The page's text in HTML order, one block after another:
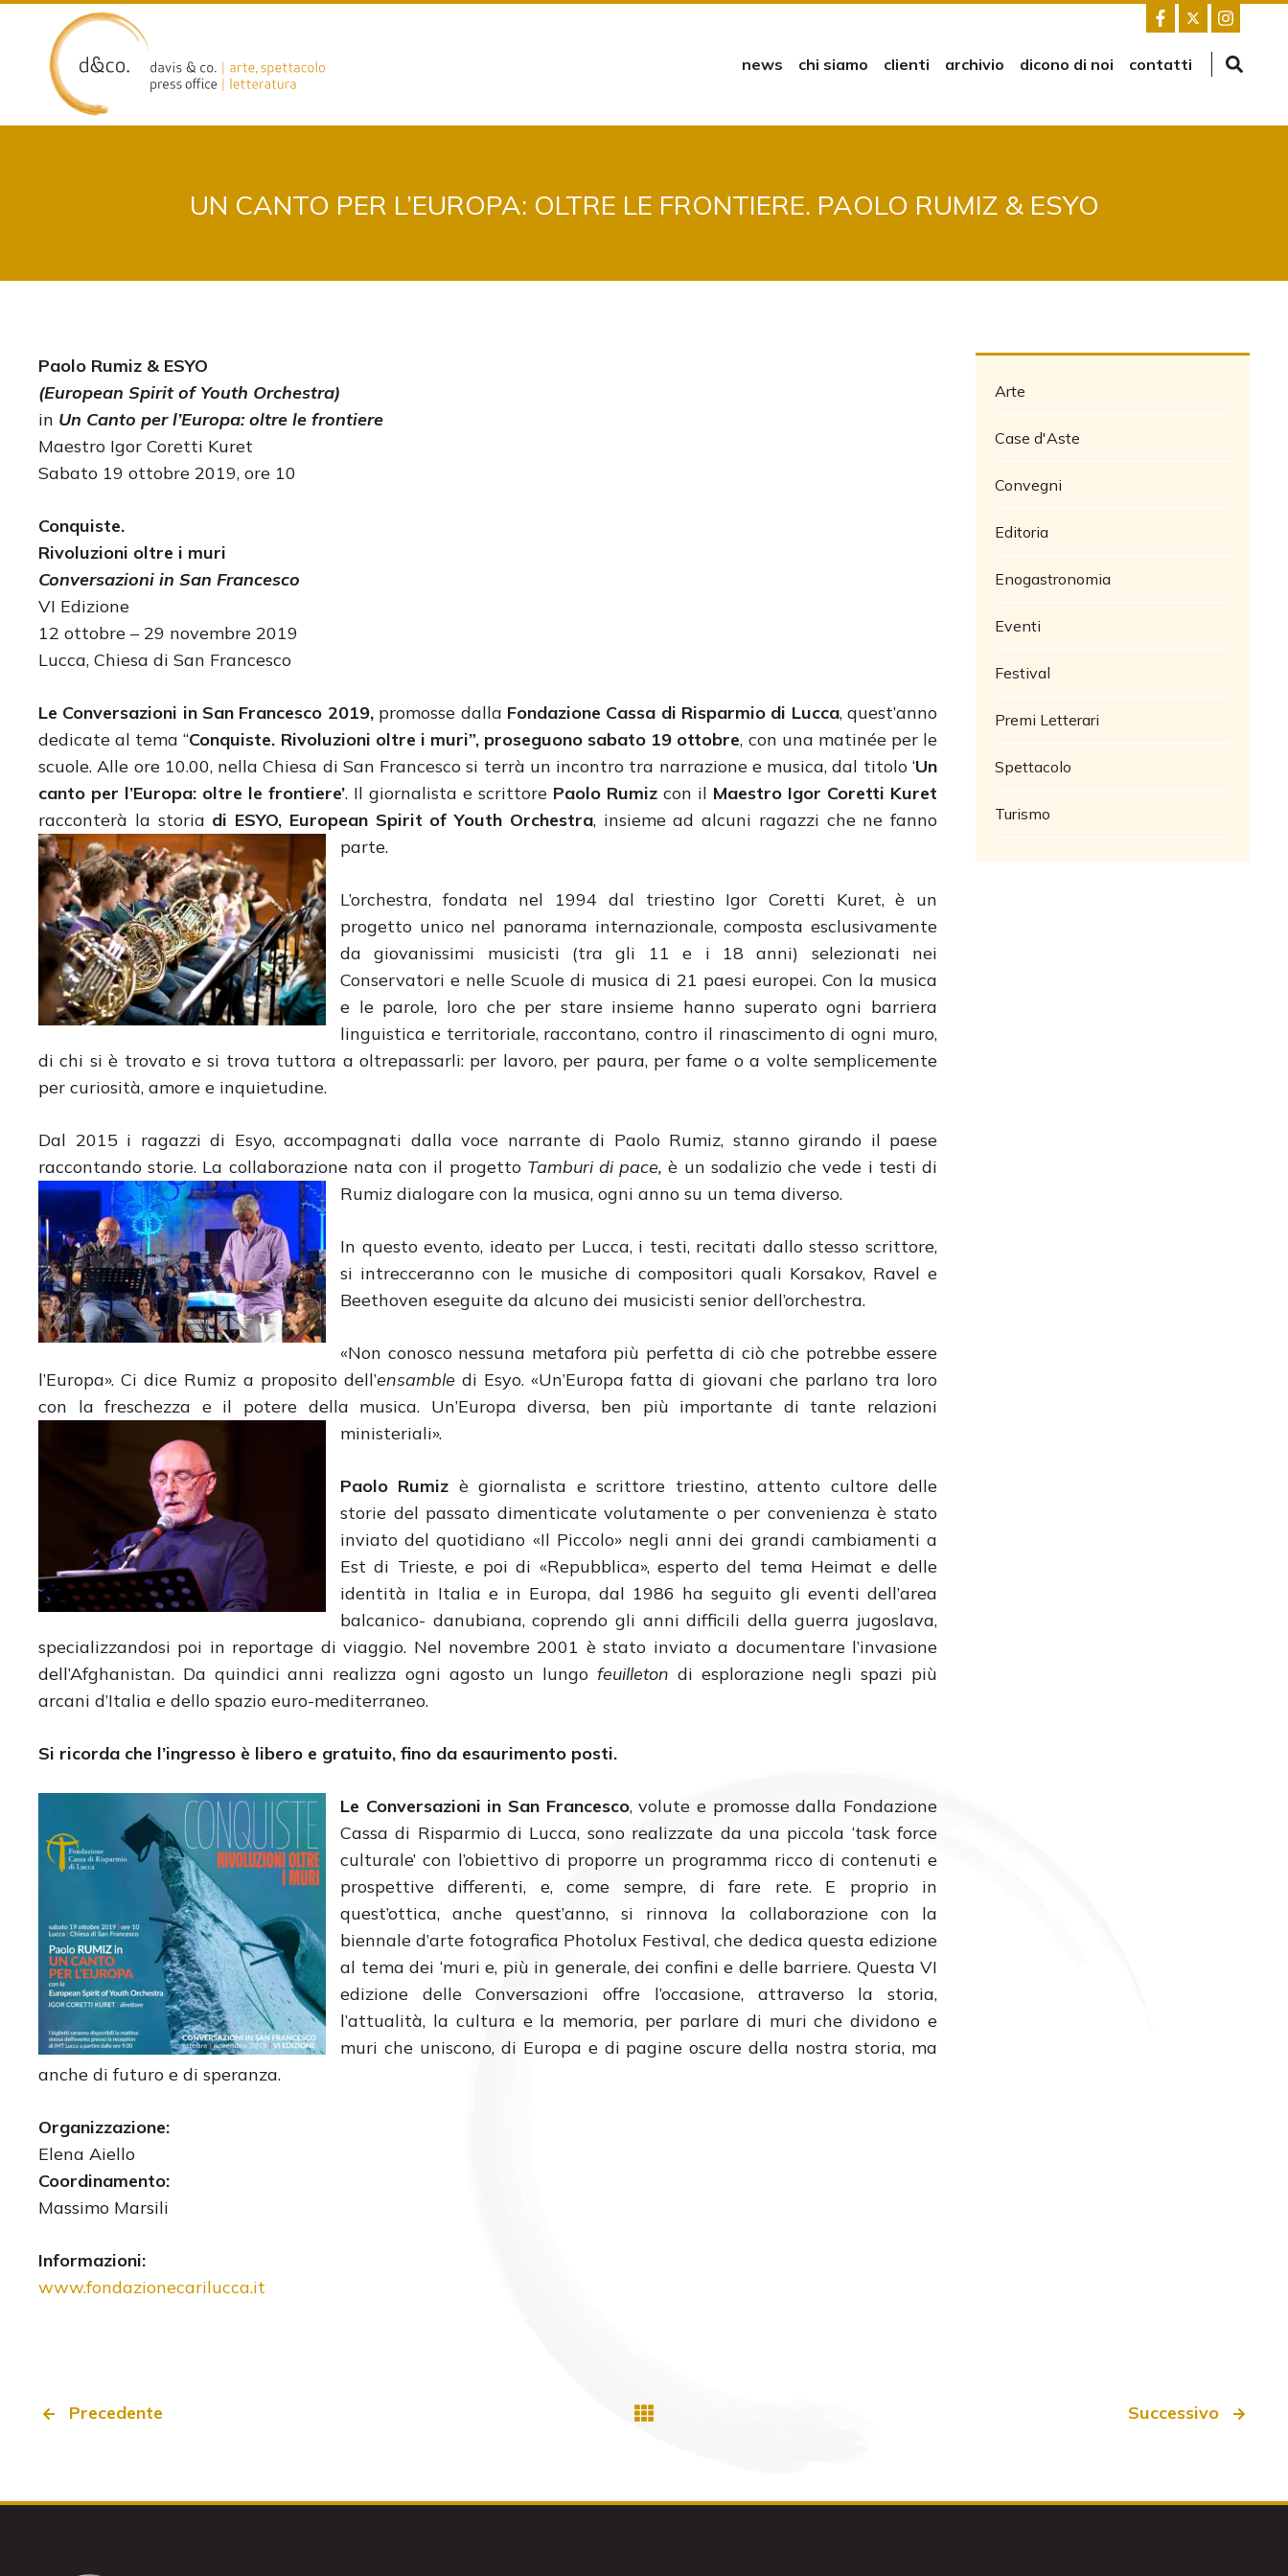
content
news chi siamo clienti archivio dicono di noi contatti
UN CANTO PER L’EUROPA: OLTRE LE FRONTIERE. PAOLO RUMIZ & ESYO
Paolo Rumiz & ESYO
(European Spirit of Youth Orchestra)
in Un Canto per l’Europa: oltre le frontiere
Maestro Igor Coretti Kuret
Sabato 19 ottobre 2019, ore 10
Conquiste.
Rivoluzioni oltre i muri
Conversazioni in San Francesco
VI Edizione
12 ottobre – 29 novembre 2019
Lucca, Chiesa di San Francesco
Le Conversazioni in San Francesco 2019, promosse dalla Fondazione Cassa di Risparmio di Lucca, quest’anno
dedicate al tema “Conquiste. Rivoluzioni oltre i muri”, proseguono sabato 19 ottobre, con una matinée per le
scuole. Alle ore 10.00, nella Chiesa di San Francesco si terrà un incontro tra narrazione e musica, dal titolo ‘Un
canto per l’Europa: oltre le frontiere’. Il giornalista e scrittore Paolo Rumiz con il Maestro Igor Coretti Kuret
racconterà la storia di ESYO, European Spirit of Youth Orchestra, insieme ad alcuni ragazzi che ne fanno
parte.
L’orchestra, fondata nel 1994 dal triestino Igor Coretti Kuret, è un
progetto unico nel panorama internazionale, composta esclusivamente
da giovanissimi musicisti (tra gli 11 e i 18 anni) selezionati nei
Conservatori e nelle Scuole di musica di 21 paesi europei. Con la musica
e le parole, loro che per stare insieme hanno superato ogni barriera
linguistica e territoriale, raccontano, contro il rinascimento di ogni muro,
di chi si è trovato e si trova tuttora a oltrepassarli: per lavoro, per paura, per fame o a volte semplicemente
per curiosità, amore e inquietudine.
Dal 2015 i ragazzi di Esyo, accompagnati dalla voce narrante di Paolo Rumiz, stanno girando il paese
raccontando storie. La collaborazione nata con il progetto Tamburi di pace,è un sodalizio che vede i testi di
Rumiz dialogare con la musica, ogni anno su un tema diverso.
In questo evento, ideato per Lucca, i testi, recitati dallo stesso scrittore,
si intrecceranno con le musiche di compositori quali Korsakov, Ravel e
Beethoven eseguite da alcuno dei musicisti senior dell’orchestra.
«Non conosco nessuna metafora più perfetta di ciò che potrebbe essere
l’Europa». Ci dice Rumiz a proposito dell’ensamble di Esyo. «Un’Europa fatta di giovani che parlano tra loro
con la freschezza e il potere della musica. Un’Europa diversa, ben più importante di tante relazioni
ministeriali».
Paolo Rumiz è giornalista e scrittore triestino, attento cultore delle
storie del passato dimenticate volutamente o per convenienza è stato
inviato del quotidiano «Il Piccolo» negli anni dei grandi cambiamenti a
Est di Trieste, e poi di «Repubblica», esperto del tema Heimat e delle
identità in Italia e in Europa, dal 1986 ha seguito gli eventi dell’area
balcanico- danubiana, coprendo gli anni difficili della guerra jugoslava,
specializzandosi poi in reportage di viaggio. Nel novembre 2001 è stato inviato a documentare l’invasione
dell’Afghanistan. Da quindici anni realizza ogni agosto un lungofeuilleton di esplorazione negli spazi più
arcani d’Italia e dello spazio euro-mediterraneo.
Si ricorda che l’ingresso è libero e gratuito, fino da esaurimento posti.
Le Conversazioni in San Francesco, volute e promosse dalla Fondazione
Cassa di Risparmio di Lucca, sono realizzate da una piccola ‘task force
culturale’ con l’obiettivo di proporre un programma ricco di contenuti e
prospettive differenti, e, come sempre, di fare rete. E proprio in
quest’ottica, anche quest’anno, si rinnova la collaborazione con la
biennale d’arte fotografica Photolux Festival, che dedica questa edizione
al tema dei ‘muri e, più in generale, dei confini e delle barriere. Questa VI
edizione delle Conversazioni offre l’occasione, attraverso la storia,
l’attualità, la cultura e la memoria, per parlare di muri che dividono e
muri che uniscono, di Europa e di pagine oscure della nostra storia, ma
anche di futuro e di speranza.
Organizzazione:
Elena Aiello
Coordinamento:
Massimo Marsili
Informazioni:
www.fondazionecarilucca.it
Arte
Case d'Aste
Convegni
Editoria
Enogastronomia
Eventi
Festival
Premi Letterari
Spettacolo
Turismo
Precedente Successivo